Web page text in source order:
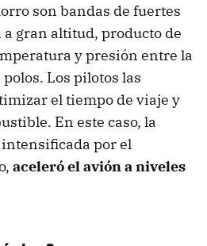
son bandas de fuertes
gran altitud, producto de
y presión entre la
Los pilotos las
el tiempo de viaje y
En este caso, la
por el
aceleró el avión a niveles